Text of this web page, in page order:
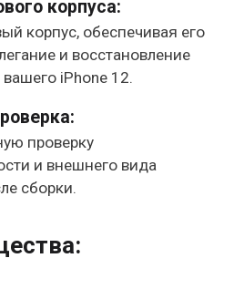
корпуса:
корпус, обеспечивая его
и восстановление
iPhone 12.
проверку
и внешнего вида
сборки.